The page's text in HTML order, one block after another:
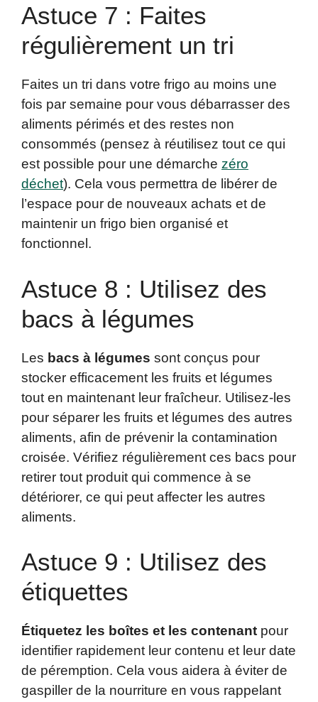
Astuce 7 : Faites
régulièrement un tri
Faites un tri dans votre frigo au moins une
fois par semaine pour vous débarrasser des
aliments périmés et des restes non
consommés (pensez à réutilisez tout ce qui
est possible pour une démarche zéro
déchet). Cela vous permettra de libérer de
l’espace pour de nouveaux achats et de
maintenir un frigo bien organisé et
fonctionnel.
Astuce 8 : Utilisez des
bacs à légumes
Les bacs à légumes sont conçus pour
stocker efficacement les fruits et légumes
tout en maintenant leur fraîcheur. Utilisez-les
pour séparer les fruits et légumes des autres
aliments, afin de prévenir la contamination
croisée. Vérifiez régulièrement ces bacs pour
retirer tout produit qui commence à se
détériorer, ce qui peut affecter les autres
aliments.
Astuce 9 : Utilisez des
étiquettes
Étiquetez les boîtes et les contenant pour
identifier rapidement leur contenu et leur date
de péremption. Cela vous aidera à éviter de
gaspiller de la nourriture en vous rappelant